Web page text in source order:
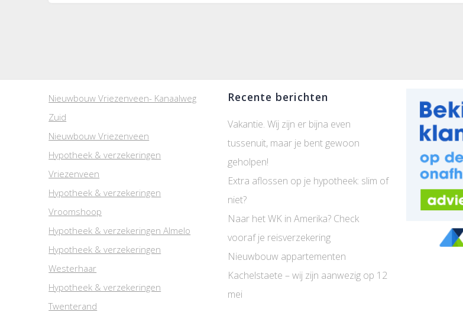
Nieuwbouw Vriezenveen- Kanaalweg
Zuid
Nieuwbouw Vriezenveen
Hypotheek & verzekeringen
Vriezenveen
Hypotheek & verzekeringen
Vroomshoop
Hypotheek & verzekeringen Almelo
Hypotheek & verzekeringen
Westerhaar
Hypotheek & verzekeringen
Twenterand
Recente berichten
Vakantie. Wij zijn er bijna even
tussenuit, maar je bent gewoon
geholpen!
Extra aflossen op je hypotheek: slim of
niet?
Naar het WK in Amerika? Check
vooraf je reisverzekering
Nieuwbouw appartementen
Kachelstaete – wij zijn aanwezig op 12
mei